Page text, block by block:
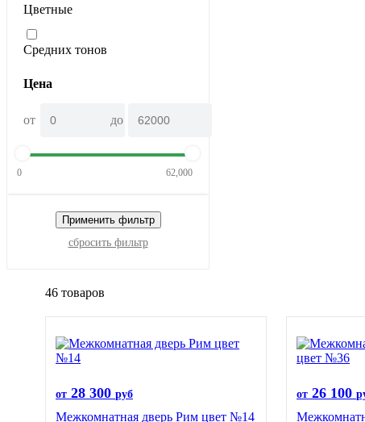
Цветные
Средних тонов
Цена
от до
0 62,000
Применить фильтр
сбросить фильтр
46 товаров
от 28 300 руб
Межкомнатная дверь Рим цвет №14
от 26 100